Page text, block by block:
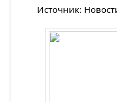
Источник: